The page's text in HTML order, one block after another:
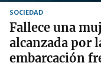
SOCIEDAD
Fallece una
alcanzada por
embarcación